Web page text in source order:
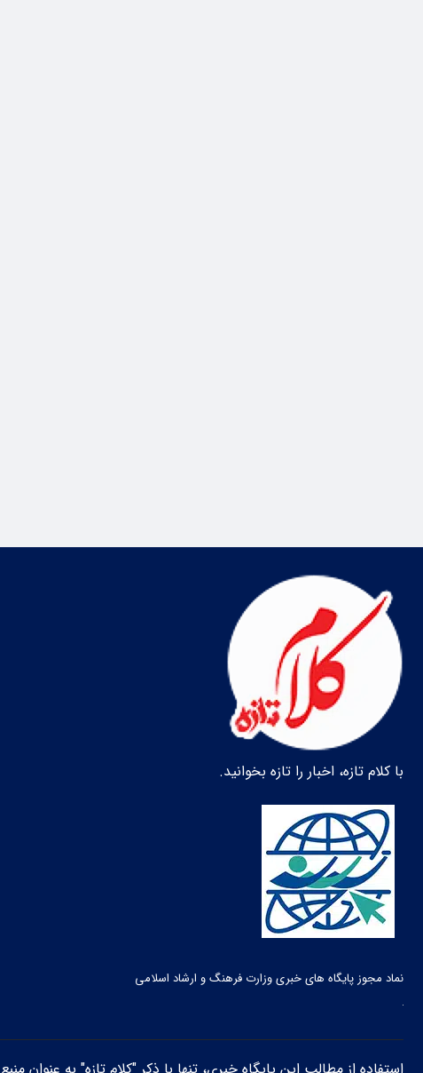
با کلام تازه، اخبار را تازه بخوانید.
نماد مجوز پایگاه های خبری وزارت فرهنگ و ارشاد اسلامی